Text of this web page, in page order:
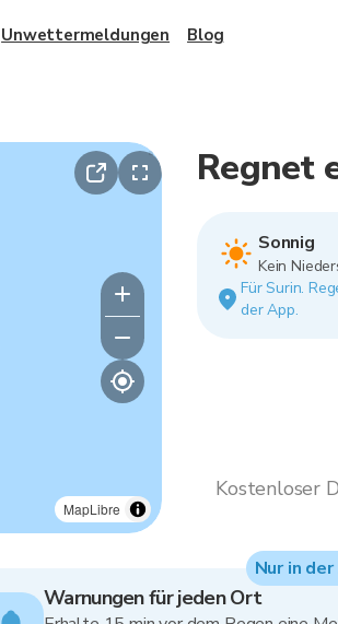
MapLibre
Regnet
Sonnig
Kein
Für Surin.
der App.
Kostenloser
Warnungen für jeden Ort
Nur in
Unwettermeldungen Blog